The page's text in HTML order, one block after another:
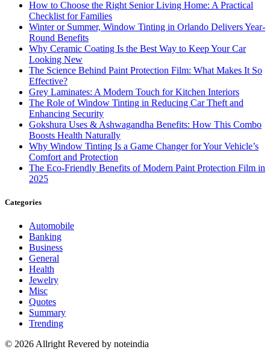
How to Choose the Right Senior Living Home: A Practical
Checklist for Families
Winter or Summer, Window Tinting in Orlando Delivers Year-
Round Benefits
Why Ceramic Coating Is the Best Way to Keep Your Car
Looking New
The Science Behind Paint Protection Film: What Makes It So
Effective?
Grey Laminates: A Modern Touch for Kitchen Interiors
The Role of Window Tinting in Reducing Car Theft and
Enhancing Security
Gokshura Uses & Ashwagandha Benefits: How This Combo
Boosts Health Naturally
Why Window Tinting Is a Game Changer for Your Vehicle’s
Comfort and Protection
The Eco-Friendly Benefits of Modern Paint Protection Film in
2025
Categories
Automobile
Banking
Business
General
Health
Jewelry
Misc
Quotes
Summary
Trending
© 2026 Allright Revered by noteindia